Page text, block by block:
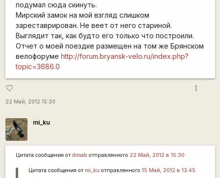
подумал сюда скинуть.
Мирский замок на мой взгляд слишком
зареставрирован. Не веет от него стариной.
Выглядит так, как будто его только что построили.
Отчет о моей поездке размещен на том же Брянском
велофоруме http://forum.bryansk-velo.ru/index.php?
topic=3686.0
favorite_border
22 Май, 2012 15:30
more_vert
mi_ku
Цитата сообщения от dimab отправленного 22 Май, 2012 в 15:30
Цитата сообщения от mi_ku отправленного 15 Май, 2012 в 13:45